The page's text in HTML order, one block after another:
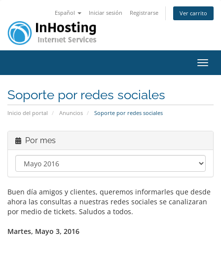
Español Iniciar sesión Registrarse Ver carrito
Soporte por redes sociales
Inicio del portal Anuncios Soporte por redes sociales
Por mes
Buen día amigos y clientes, queremos informarles que desde
ahora las consultas a nuestras redes sociales se canalizaran
por medio de tickets. Saludos a todos.
Martes, Mayo 3, 2016